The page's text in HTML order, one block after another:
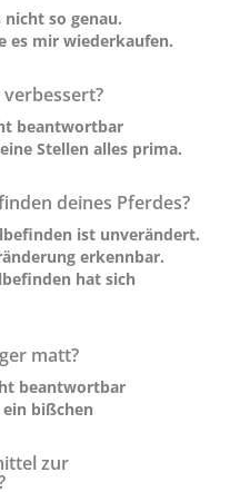
nicht so genau.
es mir wiederkaufen.
verbessert?
beantwortbar
Stellen alles prima.
deines Pferdes?
ist unverändert.
erkennbar.
hat sich
matt?
beantwortbar
ein bißchen
zur